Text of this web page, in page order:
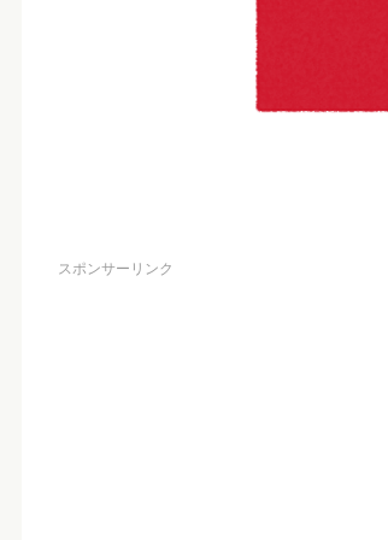
スポンサーリンク